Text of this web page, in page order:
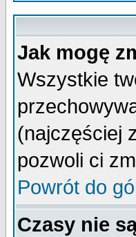
Jak mogę
Wszystkie
(najczęściej
pozwoli ci
Powrót do
Czasy nie